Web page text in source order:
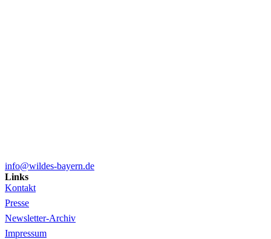
info@wildes-bayern.de
Links
Kontakt
Presse
Newsletter-Archiv
Impressum